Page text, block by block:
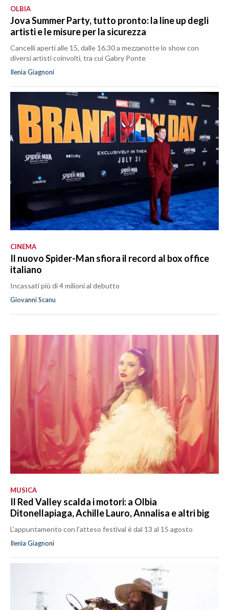
OLBIA
Jova Summer Party, tutto pronto: la line up degli
artisti e le misure per la sicurezza
Cancelli aperti alle 15, dalle 16.30 a mezzanotte lo show con
diversi artisti coinvolti, tra cui Gabry Ponte
Ilenia Giagnoni
CINEMA
Il nuovo Spider-Man sfiora il record al box office
italiano
Incassati più di 4 milioni al debutto
Giovanni Scanu
MUSICA
Il Red Valley scalda i motori: a Olbia
Ditonellapiaga, Achille Lauro, Annalisa e altri big
L’appuntamento con l’atteso festival è dal 13 al 15 agosto
Ilenia Giagnoni